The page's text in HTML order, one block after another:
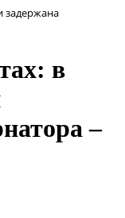
задержана
в
–